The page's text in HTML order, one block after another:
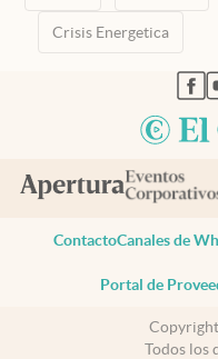
Crisis Energetica
ContactoCanales de
Portal de
Todos los